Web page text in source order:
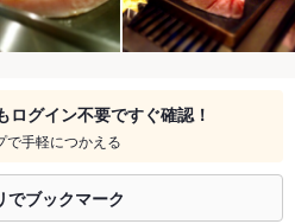
ログイン不要ですぐ確認！
で手軽につかえる
でブックマーク